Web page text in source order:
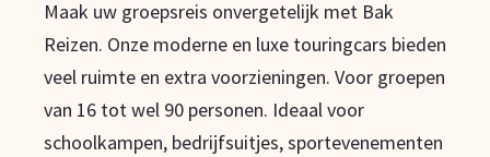
Maak uw groepsreis onvergetelijk met Bak
Reizen. Onze moderne en luxe touringcars bieden
veel ruimte en extra voorzieningen. Voor groepen
van 16 tot wel 90 personen. Ideaal voor
schoolkampen, bedrijfsuitjes, sportevenementen